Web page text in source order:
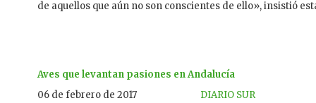
de aquellos que aún no son conscientes de ello», insistió
Aves que levantan pasiones en Andalucía
06 de febrero de 2017
DIARIO SUR